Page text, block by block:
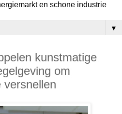
en schone industrie
▼
kunstmatige
om
versnellen